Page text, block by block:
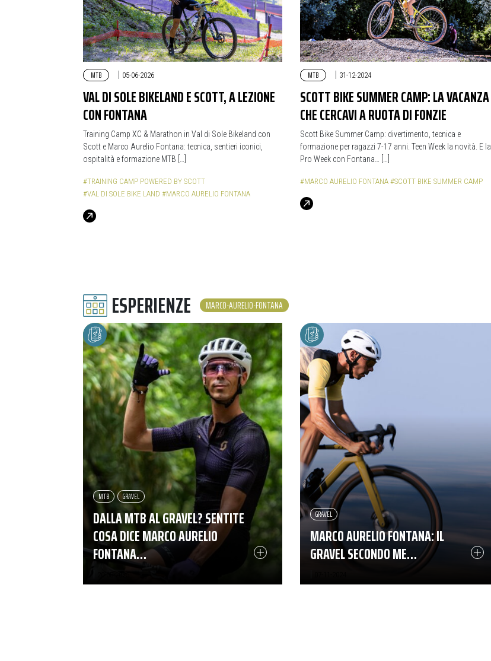
MTB | 05-06-2026
VAL DI SOLE BIKELAND E SCOTT, A LEZIONE
CON FONTANA
Training Camp XC & Marathon in Val di Sole Bikeland con
Scott e Marco Aurelio Fontana: tecnica, sentieri iconici,
ospitalità e formazione MTB […]
#TRAINING CAMP POWERED BY SCOTT
#VAL DI SOLE BIKE LAND #MARCO AURELIO FONTANA
MTB | 31-12-2024
SCOTT BIKE SUMMER CAMP: LA VACANZA
CHE CERCAVI A RUOTA DI FONZIE
Scott Bike Summer Camp: divertimento, tecnica e
formazione per ragazzi 7-17 anni. Teen Week la novità. E la
Pro Week con Fontana… […]
#MARCO AURELIO FONTANA #SCOTT BIKE SUMMER CAMP
ESPERIENZE MARCO-AURELIO-FONTANA
DALLA MTB AL GRAVEL? SENTITE
COSA DICE MARCO AURELIO
FONTANA…
MTB GRAVEL
MARCO AURELIO FONTANA: IL
GRAVEL SECONDO ME…
GRAVEL